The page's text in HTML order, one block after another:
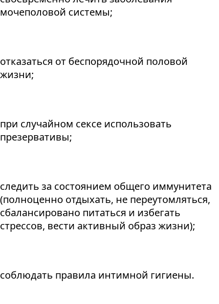
мочеполовой системы;
отказаться от беспорядочной половой
жизни;
при случайном сексе использовать
презервативы;
следить за состоянием общего иммунитета
(полноценно отдыхать, не переутомляться,
сбалансировано питаться и избегать
стрессов, вести активный образ жизни);
соблюдать правила интимной гигиены.